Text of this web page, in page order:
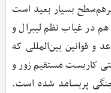
بسیار بعید است
در غیاب نظم لیبرال و
و قوانین بین‌المللی که
کاربست مستقیم زور و
پربسامد شده است.